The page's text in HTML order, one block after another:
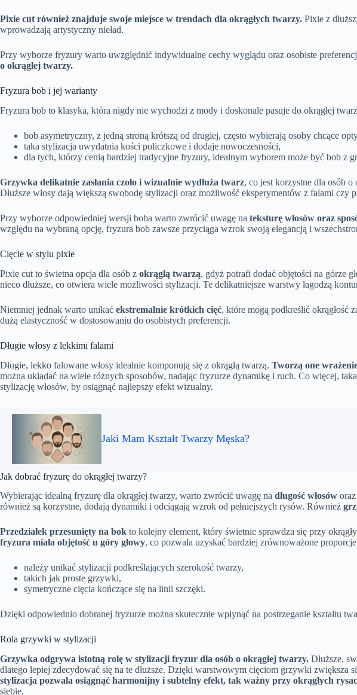
Pixie cut również znajduje swoje miejsce w trendach dla okrągłych twarzy. Pixie z
wprowadzają artystyczny nieład.
Przy wyborze fryzury warto uwzględnić indywidualne cechy wyglądu oraz osobiste
o okrągłej twarzy.
Fryzura bob i jej warianty
Fryzura bob to klasyka, która nigdy nie wychodzi z mody i doskonale pasuje do okrągłej
bob asymetryczny, z jedną stroną krótszą od drugiej, często wybierają osoby chcące
taka stylizacja uwydatnia kości policzkowe i dodaje nowoczesności,
dla tych, którzy cenią bardziej tradycyjne fryzury, idealnym wyborem może być bob z
Grzywka delikatnie zasłania czoło i wizualnie wydłuża twarz, co jest korzystne dla osób o
Dłuższe włosy dają większą swobodę stylizacji oraz możliwość eksperymentów z falami czy
Przy wyborze odpowiedniej wersji boba warto zwrócić uwagę na teksturę włosów oraz
względu na wybraną opcję, fryzura bob zawsze przyciąga wzrok swoją elegancją i
Cięcie w stylu pixie
Pixie cut to świetna opcja dla osób z okrągłą twarzą, gdyż potrafi dodać objętości na górze
nieco dłuższe, co otwiera wiele możliwości stylizacji. Te delikatniejsze warstwy łagodzą
Niemniej jednak warto unikać ekstremalnie krótkich cięć, które mogą podkreślić okrągłość
dużą elastyczność w dostosowaniu do osobistych preferencji.
Długie włosy z lekkimi falami
Długie, lekko falowane włosy idealnie komponują się z okrągłą twarzą. Tworzą one
można układać na wiele różnych sposobów, nadając fryzurze dynamikę i ruch. Co więcej,
stylizację włosów, by osiągnąć najlepszy efekt wizualny.
Jaki Mam Kształt Twarzy Męska?
Jak dobrać fryzurę do okrągłej twarzy?
Wybierając idealną fryzurę dla okrągłej twarzy, warto zwrócić uwagę na długość włosów oraz
również są korzystne, dodają dynamiki i odciągają wzrok od pełniejszych rysów. Również
Przedziałek przesunięty na bok to kolejny element, który świetnie sprawdza się przy
fryzura miała objętość u góry głowy, co pozwala uzyskać bardziej zrównoważone
należy unikać stylizacji podkreślających szerokość twarzy,
takich jak proste grzywki,
symetryczne cięcia kończące się na linii szczęki.
Dzięki odpowiednio dobranej fryzurze można skutecznie wpłynąć na postrzeganie kształtu
Rola grzywki w stylizacji
Grzywka odgrywa istotną rolę w stylizacji fryzur dla osób o okrągłej twarzy. Dłuższe,
dlatego lepiej zdecydować się na te dłuższe. Dzięki warstwowym cięciom grzywki
stylizacja pozwala osiągnąć harmonijny i subtelny efekt, tak ważny przy okrągłych
siebie.